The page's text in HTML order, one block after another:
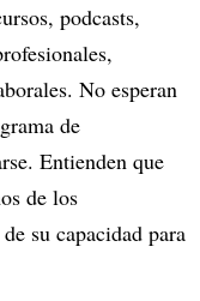
podcasts,
No esperan
de
Entienden que
de los
su capacidad para